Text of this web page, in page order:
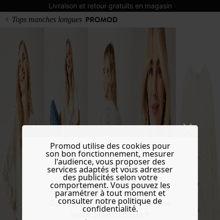
Livraison et retour gratuits en magasin
Do you want to be redirected to
www.promod.com ?
Tops manches longues
Promod utilise des cookies pour
son bon fonctionnement, mesurer
l'audience, vous proposer des
services adaptés et vous adresser
des publicités selon votre
comportement. Vous pouvez les
paramétrer à tout moment et
consulter notre politique de
confidentialité.